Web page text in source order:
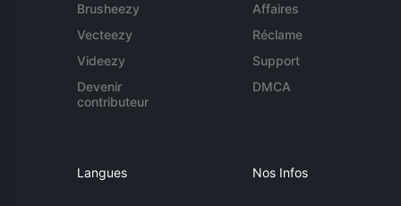
Brusheezy
Vecteezy
Videezy
Devenir
contributeur
Affaires
Réclame
Support
DMCA
Langues Nos Infos